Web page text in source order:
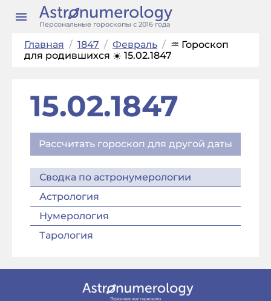
Персональные гороскопы с 2016 года
Главная / 1847 / Февраль / ♒ Гороскоп
для родившихся ☀️ 15.02.1847
15.02.1847
Рассчитать гороскоп для другой даты
Сводка по астронумерологии
Астрология
Нумерология
Тарология